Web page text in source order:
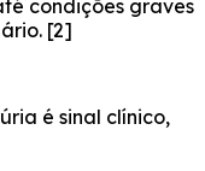
condições graves
[2]
é sinal clínico,